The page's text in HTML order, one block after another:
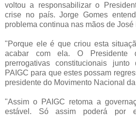
voltou a responsabilizar o
crise no país. Jorge Gomes
problema continua nas mãos de José
"Porque ele é que criou esta
acabar com ela. O Presidente
prerrogativas constitucionais
PAIGC para que estes possam
presidente do Movimento Nacional
"Assim o PAIGC retoma a
estável. Só assim poderá por